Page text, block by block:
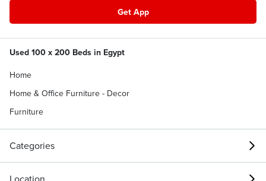
Get App
Used 100 x 200 Beds in Egypt
Home
Home & Office Furniture - Decor
Furniture
Categories